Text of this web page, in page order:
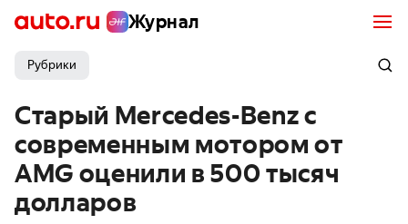
Журнал
Рубрики
Старый Mercedes-Benz с
современным мотором от
AMG оценили в 500 тысяч
долларов